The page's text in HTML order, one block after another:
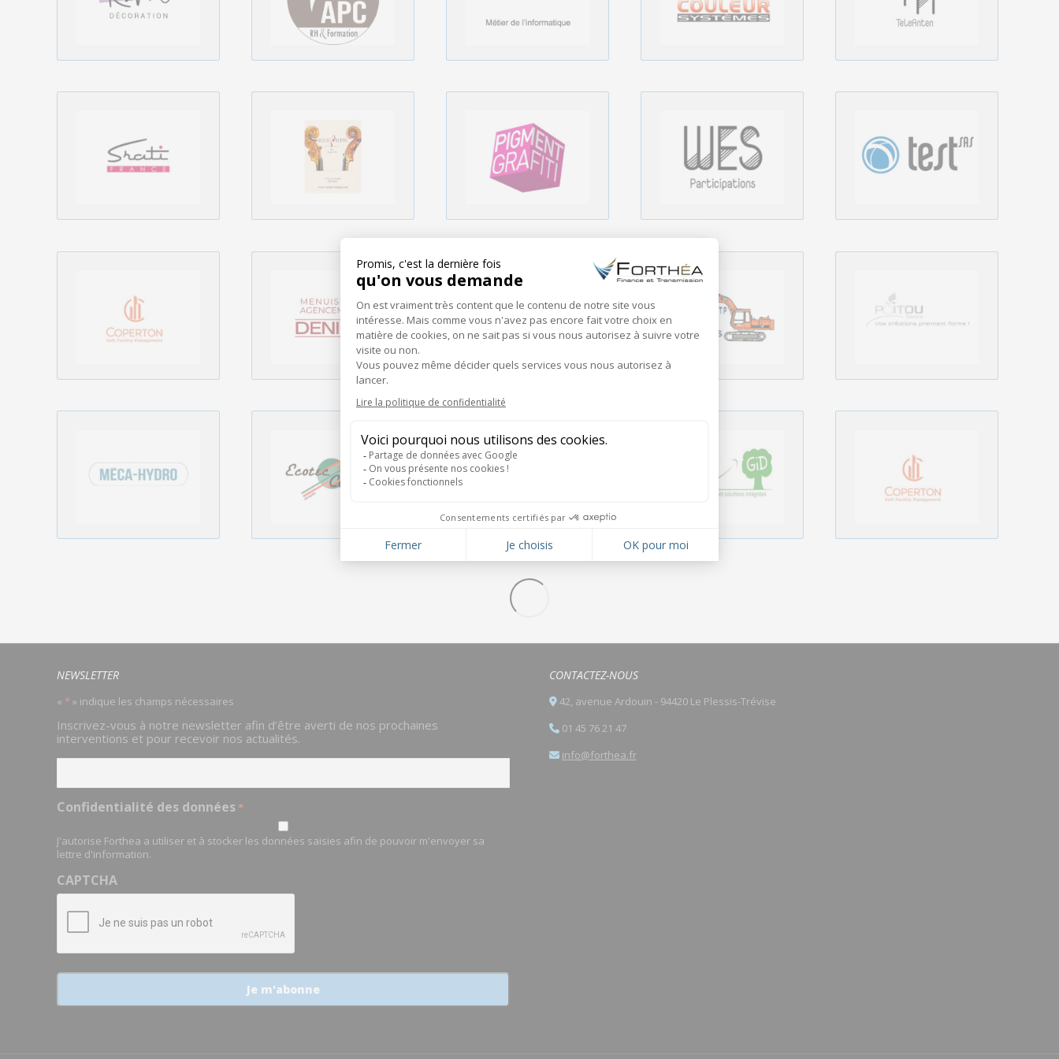
NEWSLETTER
« *» indique les champs nécessaires
*
Inscrivez-vous à notre newsletter afin d’être averti de nos prochaines
interventions et pour recevoir nos actualités.
Confidentialité des données *
J'autorise Forthea a utiliser et à stocker les données saisies afin de pouvoir m'envoyer sa
lettre d'information.
CAPTCHA
CONTACTEZ-NOUS
42, avenue Ardouin - 94420 Le Plessis-Trévise
01 45 76 21 47
info@forthea.fr